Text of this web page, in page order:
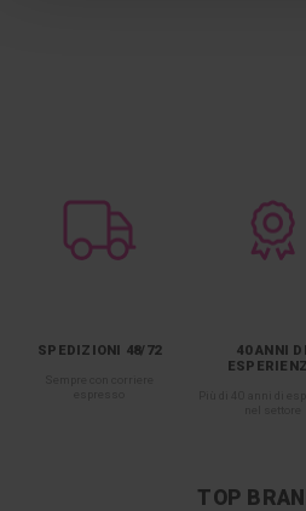
SPEDIZIONI 48/72
40 ANNI DI
TOP